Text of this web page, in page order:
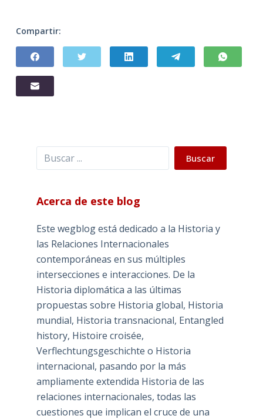
Compartir:
Buscar Buscar
Acerca de este blog
Este wegblog está dedicado a la Historia y
las Relaciones Internacionales
contemporáneas en sus múltiples
intersecciones e interacciones. De la
Historia diplomática a las últimas
propuestas sobre Historia global, Historia
mundial, Historia transnacional, Entangled
history, Histoire croisée,
Verflechtungsgeschichte o Historia
internacional, pasando por la más
ampliamente extendida Historia de las
relaciones internacionales, todas las
cuestiones que implican el cruce de una